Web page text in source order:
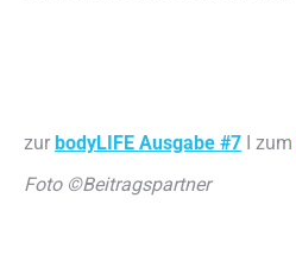
zur bodyLIFE Ausgabe #7 I zum
Foto ©Beitragspartner